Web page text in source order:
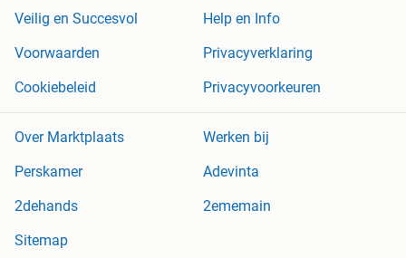
Veilig en Succesvol
Help en Info
Voorwaarden
Privacyverklaring
Cookiebeleid
Privacyvoorkeuren
Over Marktplaats
Werken bij
Perskamer
Adevinta
2dehands
2ememain
Sitemap